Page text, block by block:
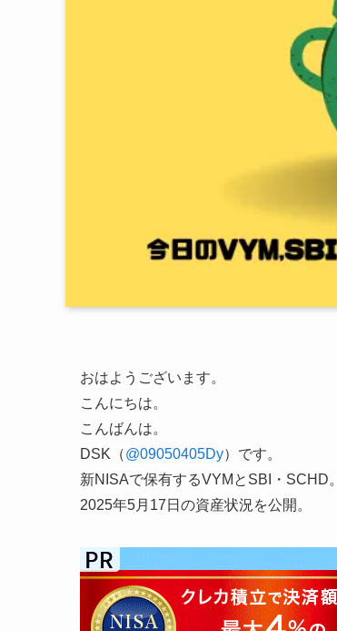
おはようございます。
こんにちは。
こんばんは。
DSK（@09050405Dy）です。
新NISAで保有するVYMとSBI・SCHD。
2025年5月17日の資産状況を公開。